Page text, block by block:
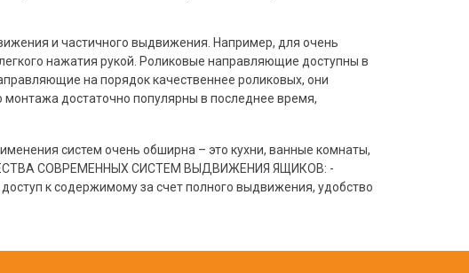
и частичного выдвижения. Например, для очень
нажатия рукой. Роликовые направляющие доступны в
на порядок качественнее роликовых, они
достаточно популярны в последнее время,
систем очень обширна – это кухни, ванные комнаты,
СОВРЕМЕННЫХ СИСТЕМ ВЫДВИЖЕНИЯ ЯЩИКОВ: -
к содержимому за счет полного выдвижения, удобство